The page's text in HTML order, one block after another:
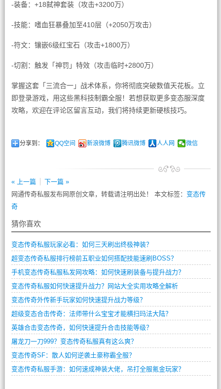
-装备：+18弑神套装（攻击+3200万）
-技能：嗜血狂暴叠加至410层（+2050万攻击）
-符文：镶嵌6级红宝石（攻击+1800万）
-切割：触发「神罚」特效（攻击临时+2800万）
掌握这套「三流合一」战术体系，你将彻底突破数值天花板。立
即登录游戏，用这些黑科技制霸全服！若想获取更多变态服深度
攻略，欢迎在评论区留言互动，我们将持续更新硬核技巧。
分享到： QQ空间 新浪微博 腾讯微博 人人网 微信
« 上一篇
下一篇 »
网通传奇私服发布网原创文章，转载请注明出处！ 本文标签： 变态传
奇
猜你喜欢
变态传奇私服玩家必看：如何三天刷出终极神装？
超变态传奇私服排行榜前五职业如何搭配技能速刷BOSS？
手机变态传奇私服私发网攻略：如何快速刷装备与提升战力？
变态传奇私服如何快速提升战力？网站大全实用攻略全解析
变态传奇外传新手玩家如何快速提升战力等级？
超级变态合击传奇：法师带什么宝宝才能横扫玛法大陆？
英雄合击变态传奇，如何快速提升合击技能等级？
屠龙刀一刀999？变态传奇私服真有这么爽？
变态传奇SF：散人如何逆袭土豪称霸全服？
变态传奇私服手游：如何速成神装大佬，吊打全服氪金玩家？